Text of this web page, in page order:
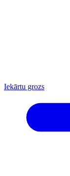
Iekārtu grozs